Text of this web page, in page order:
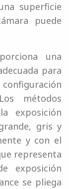
superficie
puede
una
para
métodos
exposición
gris y
y con el
representa
exposición
se pliega